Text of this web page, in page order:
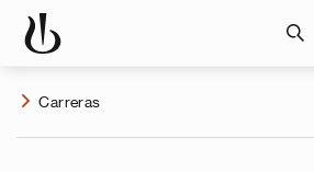
Carreras